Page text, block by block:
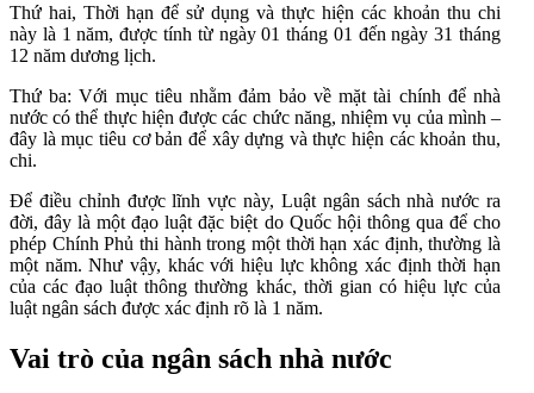
Thứ hai, Thời hạn để sử dụng và thực hiện các khoản thu chi
này là 1 năm, được tính từ ngày 01 tháng 01 đến ngày 31 tháng
12 năm dương lịch.
Thứ ba: Với mục tiêu nhằm đảm bảo về mặt tài chính để nhà
nước có thể thực hiện được các chức năng, nhiệm vụ của mình –
đây là mục tiêu cơ bản để xây dựng và thực hiện các khoản thu,
chi.
Để điều chỉnh được lĩnh vực này, Luật ngân sách nhà nước ra
đời, đây là một đạo luật đặc biệt do Quốc hội thông qua để cho
phép Chính Phủ thi hành trong một thời hạn xác định, thường là
một năm. Như vậy, khác với hiệu lực không xác định thời hạn
của các đạo luật thông thường khác, thời gian có hiệu lực của
luật ngân sách được xác định rõ là 1 năm.
Vai trò của ngân sách nhà nước